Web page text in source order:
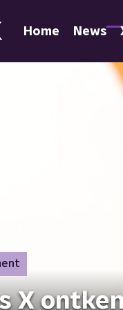
Home News
X